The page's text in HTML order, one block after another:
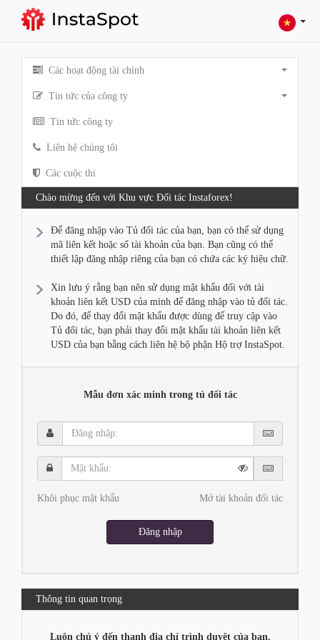
Các hoạt động tài chính
Tin tức của công ty
Tin tức công ty
Liên hệ chúng tôi
Các cuộc thi
Chào mừng đến với Khu vực Đối tác Instaforex!
Để đăng nhập vào Tủ đối tác của bạn, bạn có thể sử dụng
mã liên kết hoặc số tài khoản của bạn. Bạn cũng có thể
thiết lập đăng nhập riêng của bạn có chứa các ký hiệu chữ.
Xin lưu ý rằng bạn nên sử dụng mật khẩu đối với tài
khoản liên kết USD của mình để đăng nhập vào tủ đối tác.
Do đó, để thay đổi mật khẩu được dùng để truy cập vào
Tủ đối tác, bạn phải thay đổi mật khẩu tài khoản liên kết
USD của bạn bằng cách liên hệ bộ phận Hộ trợ InstaSpot.
Mẫu đơn xác minh trong tủ đối tác
Đăng
nhập:
Mật
khẩu:
Khôi phục mật khẩu
Mở tài khoản đối tác
Đăng nhập
Thông tin quan trọng
Luôn chú ý đến thanh địa chỉ trình duyệt của bạn.